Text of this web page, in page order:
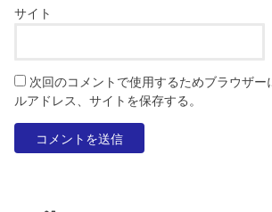
サイト
次回のコメントで使用するためブラウザー
ルアドレス、サイトを保存する。